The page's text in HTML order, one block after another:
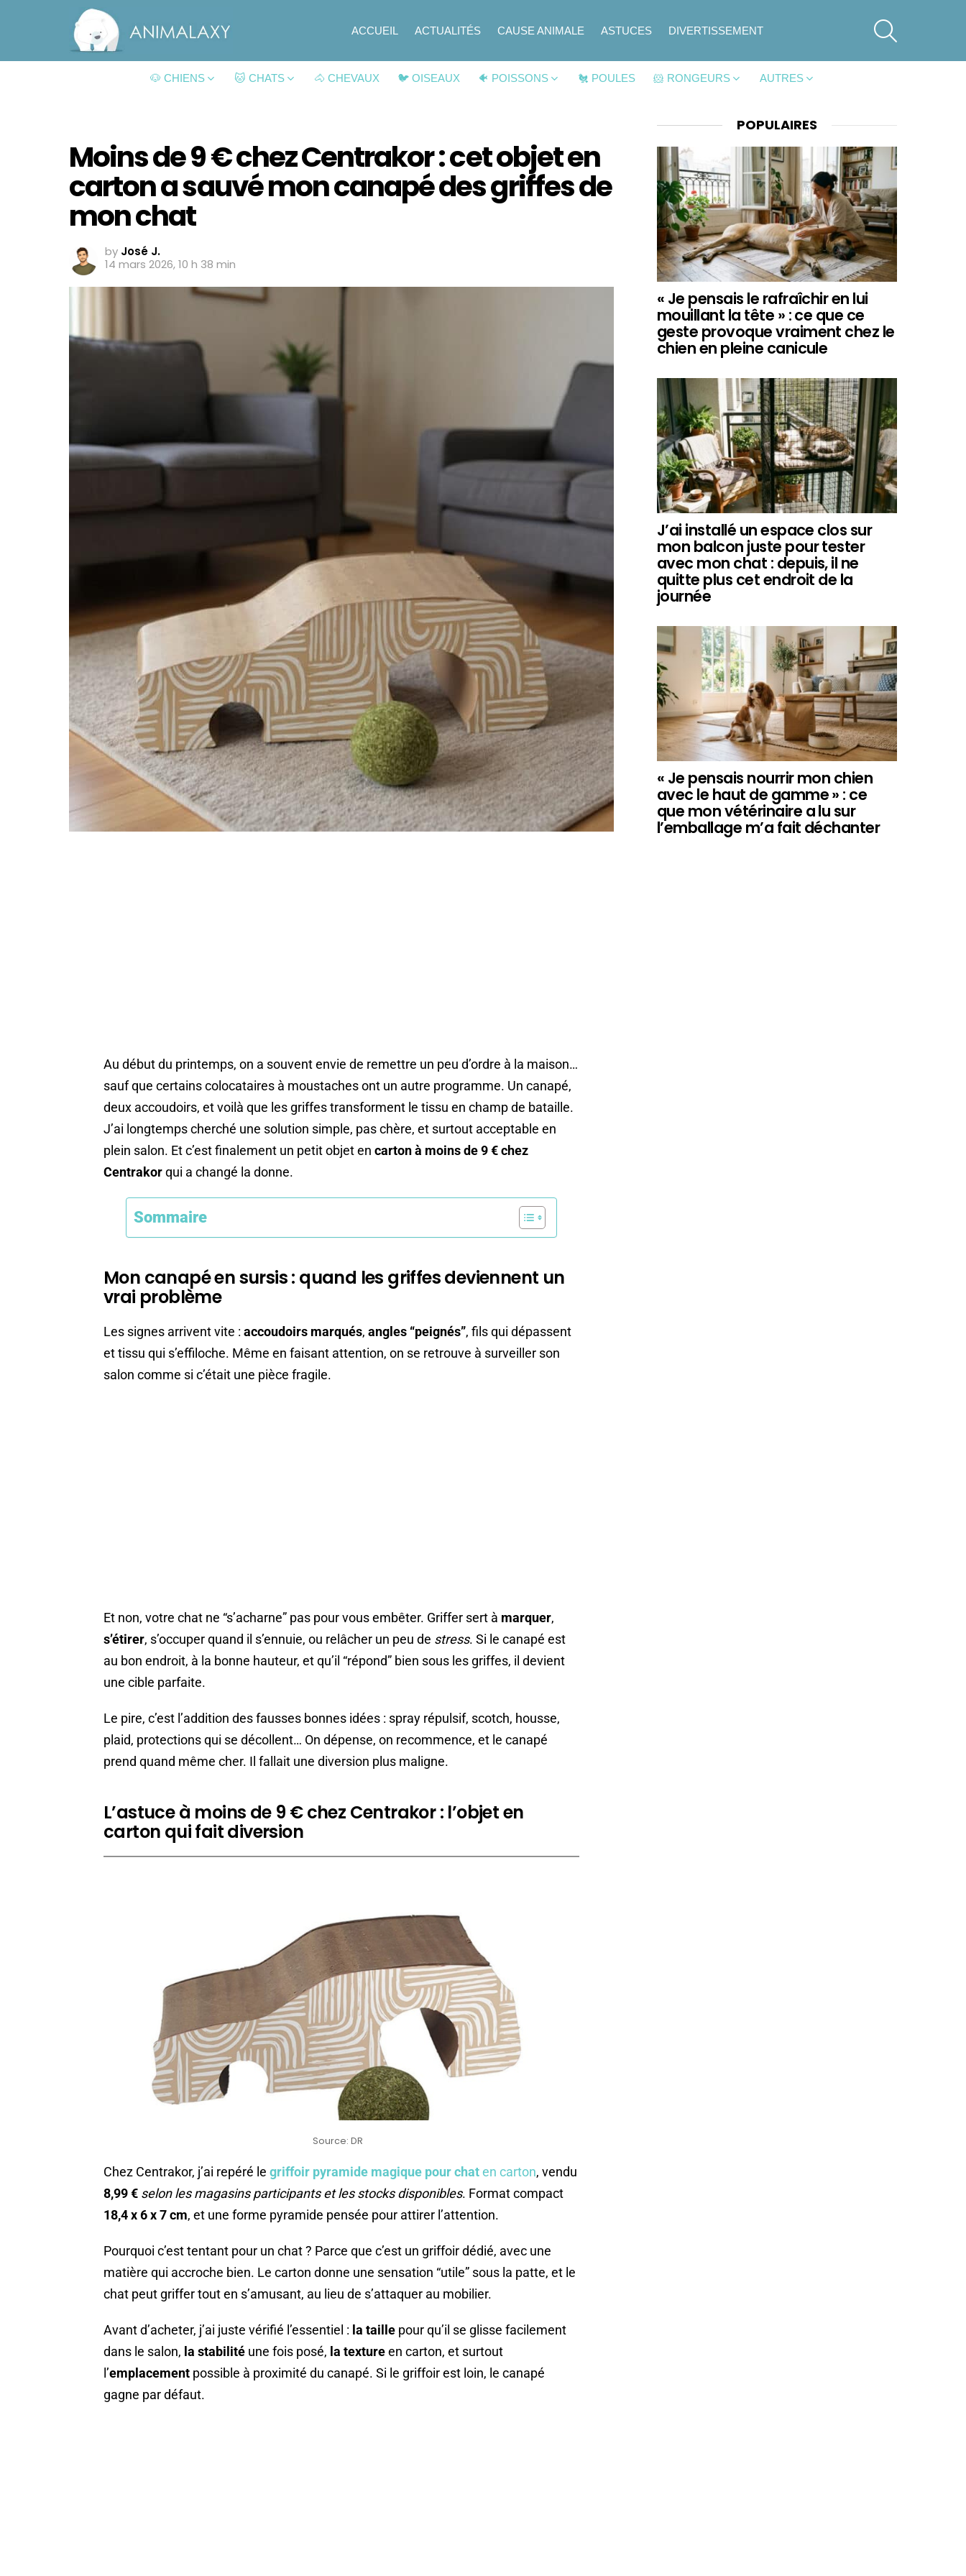
ACCUEIL ACTUALITÉS CAUSE ANIMALE ASTUCES DIVERTISSEMENT
🐶 CHIENS 🐱 CHATS 🐴 CHEVAUX 🐦 OISEAUX 🐠 POISSONS 🐔 POULES 🐹 RONGEURS AUTRES
Moins de 9 € chez Centrakor : cet objet en
carton a sauvé mon canapé des griffes de
mon chat
by José J.
14 mars 2026, 10 h 38 min
Au début du printemps, on a souvent envie de remettre un peu d’ordre à la maison…
sauf que certains colocataires à moustaches ont un autre programme. Un canapé,
deux accoudoirs, et voilà que les griffes transforment le tissu en champ de bataille.
J’ai longtemps cherché une solution simple, pas chère, et surtout acceptable en
plein salon. Et c’est finalement un petit objet en carton à moins de 9 € chez
Centrakorqui a changé la donne.
Sommaire
Mon canapé en sursis : quand les griffes deviennent un
vrai problème
Les signes arrivent vite : accoudoirs marqués, angles “peignés”, fils qui dépassent
et tissu qui s’effiloche. Même en faisant attention, on se retrouve à surveiller son
salon comme si c’était une pièce fragile.
Et non, votre chat ne “s’acharne” pas pour vous embêter. Griffer sert à marquer,
s’étirer, s’occuper quand il s’ennuie, ou relâcher un peu de stress. Si le canapé est
au bon endroit, à la bonne hauteur, et qu’il “répond” bien sous les griffes, il devient
une cible parfaite.
Le pire, c’est l’addition des fausses bonnes idées : spray répulsif, scotch, housse,
plaid, protections qui se décollent… On dépense, on recommence, et le canapé
prend quand même cher. Il fallait une diversion plus maligne.
L’astuce à moins de 9 € chez Centrakor : l’objet en
carton qui fait diversion
Source: DR
Chez Centrakor, j’ai repéré le griffoir pyramide magique pour chaten carton, vendu
8,99 € selon les magasins participants et les stocks disponibles. Format compact
18,4 x 6 x 7 cm, et une forme pyramide pensée pour attirer l’attention.
Pourquoi c’est tentant pour un chat ? Parce que c’est un griffoir dédié, avec une
matière qui accroche bien. Le carton donne une sensation “utile” sous la patte, et le
chat peut griffer tout en s’amusant, au lieu de s’attaquer au mobilier.
Avant d’acheter, j’ai juste vérifié l’essentiel : la taille pour qu’il se glisse facilement
dans le salon, la stabilité une fois posé, la textureen carton, et surtout
l’emplacement possible à proximité du canapé. Si le griffoir est loin, le canapé
gagne par défaut.
POPULAIRES
« Je pensais le rafraîchir en lui
mouillant la tête » : ce que ce
geste provoque vraiment chez le
chien en pleine canicule
J’ai installé un espace clos sur
mon balcon juste pour tester
avec mon chat : depuis, il ne
quitte plus cet endroit de la
journée
« Je pensais nourrir mon chien
avec le haut de gamme » : ce
que mon vétérinaire a lu sur
l’emballage m’a fait déchanter